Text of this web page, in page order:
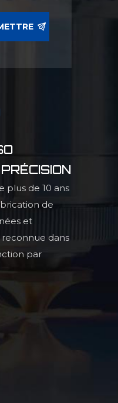
plus de 10 ans
de
et
dans
par
de pièces
haute
de haute